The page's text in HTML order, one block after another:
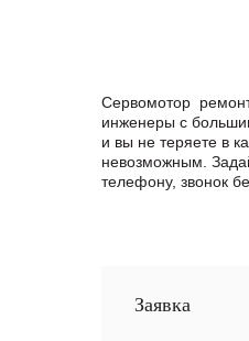
Сервомотор
инженеры с
и вы не теряете в
невозможным.
телефону, звонок
Заявка